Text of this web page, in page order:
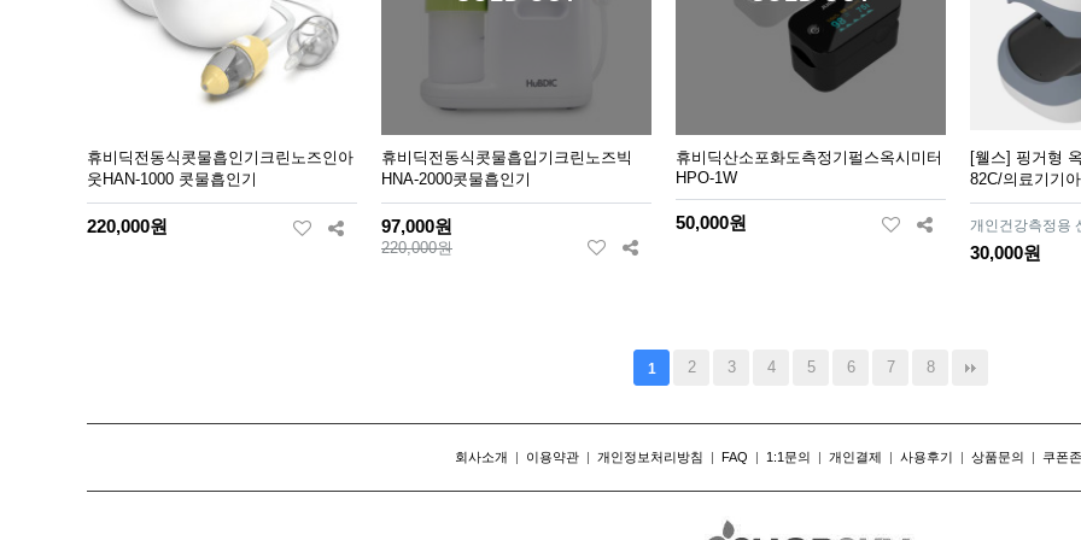
휴비딕전동식콧물흡인기크린노즈인아
웃HAN-1000 콧물흡인기
220,000원
휴비딕전동식콧물흡입기크린노즈빅
HNA-2000콧물흡인기
97,000원
220,000원
휴비딕산소포화도측정기펄스옥시미터
HPO-1W
50,000원
[웰스] 핑거형
82C/의료기기
개인건강측정용
30,000원
1 2 3 4 5 6 7 8
회사소개 | 이용약관 | 개인정보처리방침 | FAQ | 1:1문의 | 개인결제 | 사용후기 | 상품문의 | 쿠폰존